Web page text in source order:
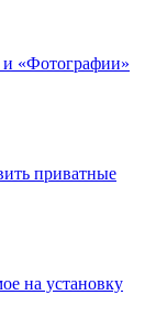
«Фотографии»
приватные
на установку